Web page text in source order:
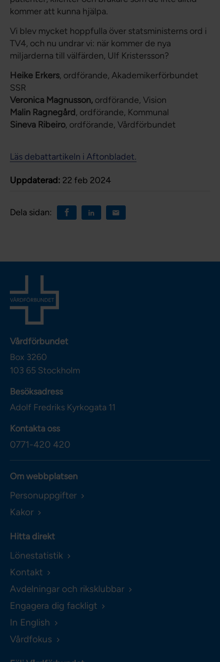
kommer att kunna hjälpa.
Vi blev mycket hoppfulla över statsministerns ord i
TV4, och nu undrar vi: när kommer de nya
miljarderna till välfärden, Ulf Kristersson?
Heike Erkers, ordförande, Akademikerförbundet
SSR
Veronica Magnusson, ordförande, Vision
Malin Ragnegård, ordförande, Kommunal
Sineva Ribeiro, ordförande, Vårdförbundet
Läs debattartikeln i Aftonbladet.
Uppdaterad: 22 feb 2024
Dela sidan:
Vårdförbundet
Box 3260
103 65 Stockholm
Besöksadress
Adolf Fredriks Kyrkogata 11
Kontakta oss
0771-420 420
Om webbplatsen
Personuppgifter
Kakor
Hitta direkt
Lönestatistik
Kontakt
Avdelningar och riksklubbar
Engagera dig fackligt
In English
Vårdfokus